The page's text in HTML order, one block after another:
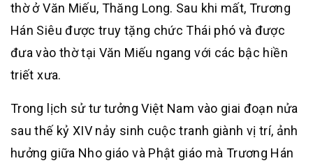
thờ ở Văn Miếu, Thăng Long. Sau khi mất, Trương
Hán Siêu được truy tặng chức Thái phó và được
đưa vào thờ tại Văn Miếu ngang với các bậc hiền
triết xưa.
Trong lịch sử tư tưởng Việt Nam vào giai đoạn nửa
sau thế kỷ XIV nảy sinh cuộc tranh giành vị trí, ảnh
hưởng giữa Nho giáo và Phật giáo mà Trương Hán